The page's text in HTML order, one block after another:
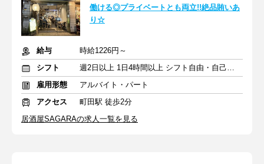
働ける◎プライベートとも両立!!絶品賄いあ
り☆
給与
時給1226円～
シフト
週2日以上 1日4時間以上 シフト自由・自己申告
雇用形態
アルバイト・パート
アクセス
町田駅 徒歩2分
居酒屋SAGARAの求人一覧を見る